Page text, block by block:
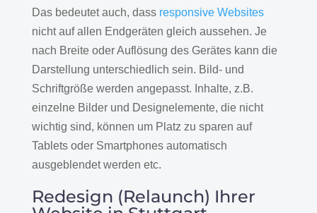
Das bedeutet auch, dass responsive Websites
nicht auf allen Endgeräten gleich aussehen. Je
nach Breite oder Auflösung des Gerätes kann die
Darstellung unterschiedlich sein. Bild- und
Schriftgröße werden angepasst. Inhalte, z.B.
einzelne Bilder und Designelemente, die nicht
wichtig sind, können um Platz zu sparen auf
Tablets oder Smartphones automatisch
ausgeblendet werden etc.
Redesign (Relaunch) Ihrer